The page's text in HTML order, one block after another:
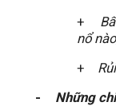
+
nổ
+
-
Những